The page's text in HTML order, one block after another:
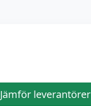
Jämför leverantörer